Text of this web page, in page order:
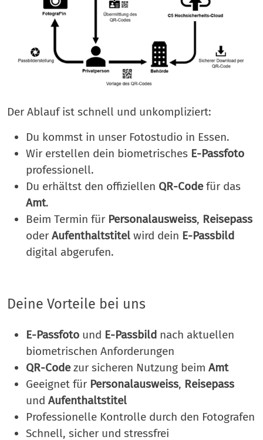
Der Ablauf ist schnell und unkompliziert:
Du kommst in unser Fotostudio in Essen.
Wir erstellen dein biometrisches E-Passfoto
professionell.
Du erhältst den offiziellen QR-Codefür das
Amt.
Beim Termin für Personalausweiss, Reisepass
oder Aufenthaltstitel wird dein E-Passbild
digital abgerufen.
Deine Vorteile bei uns
E-Passfoto und E-Passbild nach aktuellen
biometrischen Anforderungen
QR-Codezur sicheren Nutzung beim Amt
Geeignet für Personalausweiss, Reisepass
und Aufenthaltstitel
Professionelle Kontrolle durch den Fotografen
Schnell, sicher und stressfrei